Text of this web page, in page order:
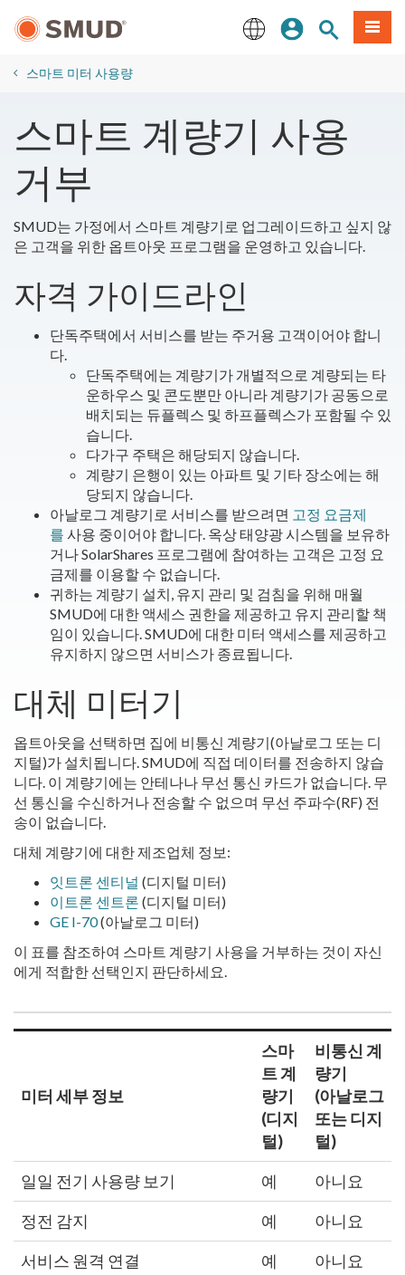
로그인사이트 검색
메뉴
스마트 미터 사용량
스마트 계량기 사용
거부
SMUD는 가정에서 스마트 계량기로 업그레이드하고 싶지 않
은 고객을 위한 옵트아웃 프로그램을 운영하고 있습니다.
자격 가이드라인
단독주택에서 서비스를 받는 주거용 고객이어야 합니
다.
단독주택에는 계량기가 개별적으로 계량되는 타
운하우스 및 콘도뿐만 아니라 계량기가 공동으로
배치되는 듀플렉스 및 하프플렉스가 포함될 수 있
습니다.
다가구 주택은 해당되지 않습니다.
계량기 은행이 있는 아파트 및 기타 장소에는 해
당되지 않습니다.
아날로그 계량기로 서비스를 받으려면 고정 요금제
를 사용 중이어야 합니다. 옥상 태양광 시스템을 보유하
거나 SolarShares 프로그램에 참여하는 고객은 고정 요
금제를 이용할 수 없습니다.
귀하는 계량기 설치, 유지 관리 및 검침을 위해 매월
SMUD에 대한 액세스 권한을 제공하고 유지 관리할 책
임이 있습니다. SMUD에 대한 미터 액세스를 제공하고
유지하지 않으면 서비스가 종료됩니다.
대체 미터기
옵트아웃을 선택하면 집에 비통신 계량기(아날로그 또는 디
지털)가 설치됩니다. SMUD에 직접 데이터를 전송하지 않습
니다. 이 계량기에는 안테나나 무선 통신 카드가 없습니다. 무
선 통신을 수신하거나 전송할 수 없으며 무선 주파수(RF) 전
송이 없습니다.
대체 계량기에 대한 제조업체 정보:
잇트론 센티널 (디지털 미터)
이트론 센트론 (디지털 미터)
GE I-70(아날로그 미터)
이 표를 참조하여 스마트 계량기 사용을 거부하는 것이 자신
에게 적합한 선택인지 판단하세요.
미터 세부 정보
스마
트 계
량기
(디지
털)
비통신 계
량기
(아날로그
또는 디지
털)
일일 전기 사용량 보기
예
아니요
정전 감지
예
아니요
서비스 원격 연결
예
아니요